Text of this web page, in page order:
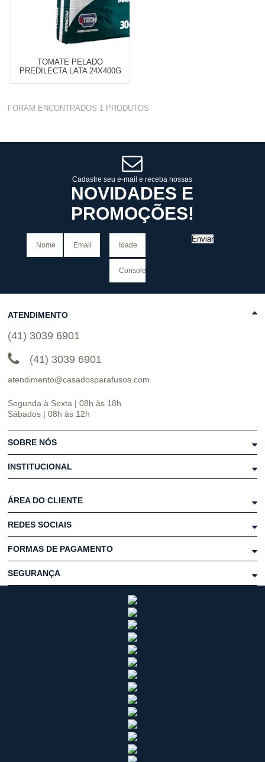
TOMATE PELADO
PREDILECTA LATA 24X400G
Varejo: R$ 4.050,70
10 x de R$ 255,09
FORAM ENCONTRADOS 1 PRODUTOS
Cadastre seu e-mail e receba nossas
NOVIDADES E
PROMOÇÕES!
Enviar
ATENDIMENTO
(41) 3039 6901
(41) 3039 6901
atendimento@casadosparafusos.com
Segunda à Sexta | 08h às 18h
Sábados | 08h às 12h
SOBRE NÓS
INSTITUCIONAL
ÁREA DO CLIENTE
REDES SOCIAIS
FORMAS DE PAGAMENTO
SEGURANÇA